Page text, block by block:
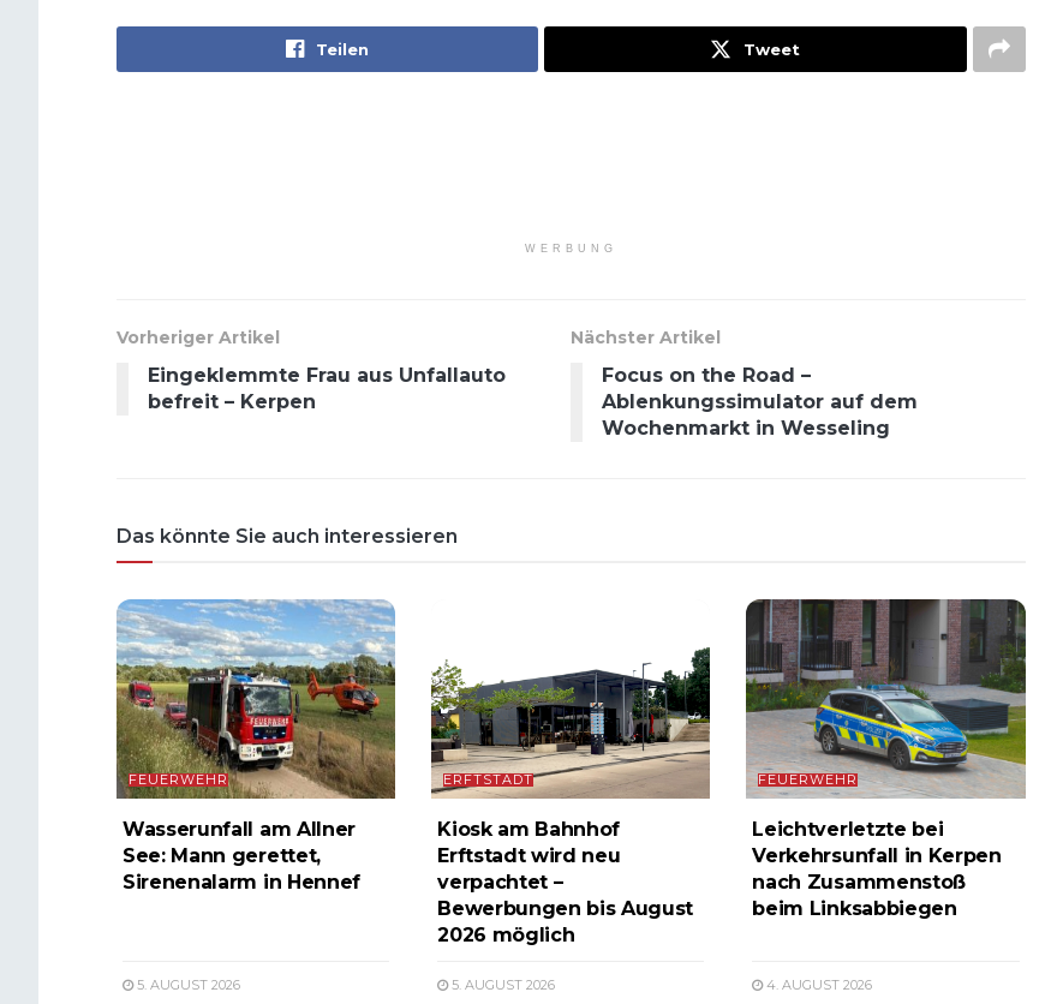
Teilen Tweet
WERBUNG
Vorheriger Artikel
Eingeklemmte Frau aus Unfallauto
befreit – Kerpen
Nächster Artikel
Focus on the Road –
Ablenkungssimulator auf dem
Wochenmarkt in Wesseling
Das könnte Sie auch interessieren
FEUERWEHR
Wasserunfall am Allner
See: Mann gerettet,
Sirenenalarm in Hennef
5. AUGUST 2026
ERFTSTADT
Kiosk am Bahnhof
Erftstadt wird neu
verpachtet –
Bewerbungen bis August
2026 möglich
5. AUGUST 2026
FEUERWEHR
Leichtverletzte bei
Verkehrsunfall in Kerpen
nach Zusammenstoß
beim Linksabbiegen
4. AUGUST 2026